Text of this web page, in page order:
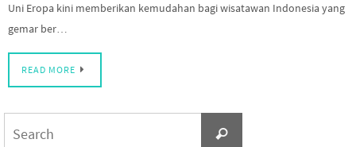
Uni Eropa kini memberikan kemudahan bagi wisatawan Indonesia yang
gemar ber…
READ MORE
Search